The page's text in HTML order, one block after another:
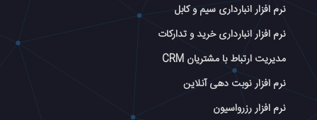
نرم افزار انبارداری سیم و کابل
نرم افزار انبارداری خرید و تدارکات
مدیریت ارتباط با مشتریان CRM
نرم افزار نوبت دهی آنلاین
نرم افزار رزرواسیون